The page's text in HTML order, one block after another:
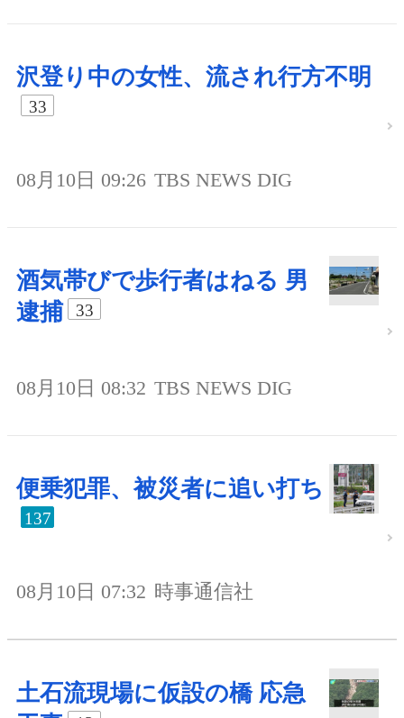
沢登り中の女性、流され行方不明
33
08月10日 09:26 TBS NEWS DIG
酒気帯びで歩行者はねる 男
逮捕
33
08月10日 08:32 TBS NEWS DIG
便乗犯罪、被災者に追い打ち
137
08月10日 07:32 時事通信社
土石流現場に仮設の橋 応急